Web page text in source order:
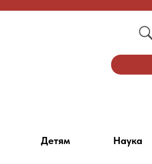
Детям Наука